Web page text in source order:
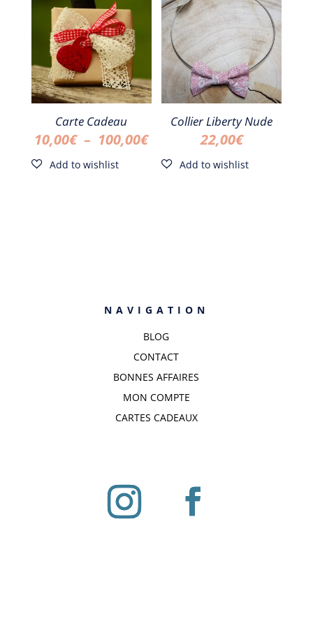
20,00€.10,00€.
Carte Cadeau
10,00€ – 100,00€Plage
de
Collier Liberty Nude
22,00€
NAVIGATION
BLOG
CONTACT
BONNES AFFAIRES
MON COMPTE
CARTES CADEAUX